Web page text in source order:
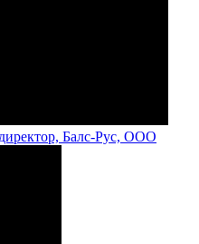
Балс-Рус, ООО